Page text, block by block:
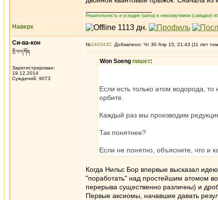
Решительность и усердие (шила) в невозмутимом (самадхи)
Наверх
Си-ва-кон
སྲི་བ་དཀོན
Зарегистрирован:
19.12.2014
Суждений: 9073
№240343 Добавлено: Чт 30 Апр 15, 21:43 (11 лет
Won Soeng пишет:
Если есть только атом водорода,
орбите.
Каждый раз мы производим
Так понятнее?
Если не понятно, объясните, что и
Когда Нильс Бор впервые высказал
"поработать" над простейшим атомом
перерыва существенно различны) и
Первые аксиомы, начавшие давать